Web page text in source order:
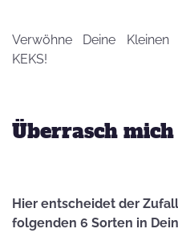
Verwöhne Deine
KEKS!
Überrasch mich
Hier entscheidet der
folgenden 6 Sorten in